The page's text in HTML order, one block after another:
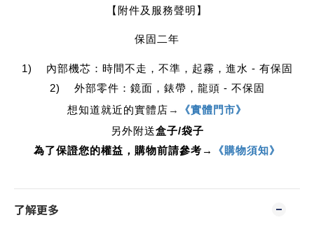
【附件及服務聲明】
保固二年
1) 內部機芯：時間不走，不準，起霧，進水 - 有保固
2) 外部零件：鏡面，錶帶，龍頭 - 不保固
想知道就近的實體店 →
《實體門市》
另外附送盒子/袋子
為了保證您的權益，購物前請參考→
《購物須知》
了解更多